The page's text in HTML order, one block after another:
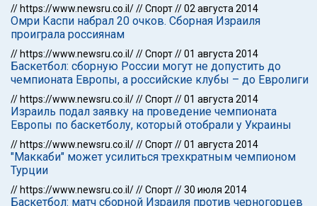
// https://www.newsru.co.il///Спорт//02 августа 2014
Омри Каспи набрал 20 очков. Сборная Израиля
проиграла россиянам
// https://www.newsru.co.il///Спорт//01 августа 2014
Баскетбол: сборную России могут не допустить до
чемпионата Европы, а российские клубы – до Евролиги
// https://www.newsru.co.il///Спорт//01 августа 2014
Израиль подал заявку на проведение чемпионата
Европы по баскетболу, который отобрали у Украины
// https://www.newsru.co.il///Спорт//01 августа 2014
"Маккаби" может усилиться трехкратным чемпионом
Турции
// https://www.newsru.co.il///Спорт//30 июля 2014
Баскетбол: матч сборной Израиля против черногорцев